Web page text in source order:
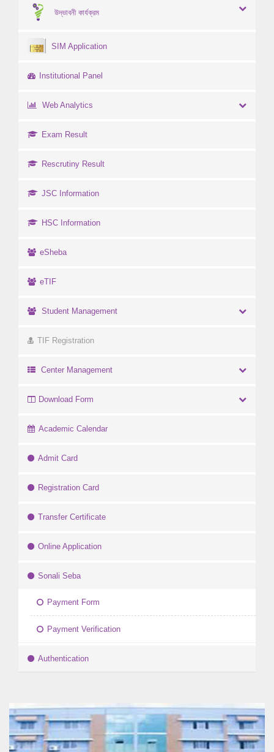
উদ্ভাবনী কার্যক্রম
SIM Application
Institutional Panel
Web Analytics
Exam Result
Rescrutiny Result
JSC Information
HSC Information
eSheba
eTIF
Student Management
TIF Registration
Center Management
Download Form
Academic Calendar
Admit Card
Registration Card
Transfer Certificate
Online Application
Sonali Seba
Payment Form
Payment Verification
Authentication